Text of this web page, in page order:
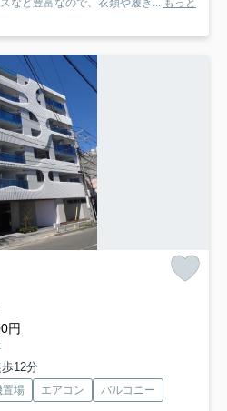
など豊富なので、衣類や履き... もっと
円
12分
置場 エアコン
バルコニー